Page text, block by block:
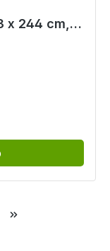
x 244 cm,